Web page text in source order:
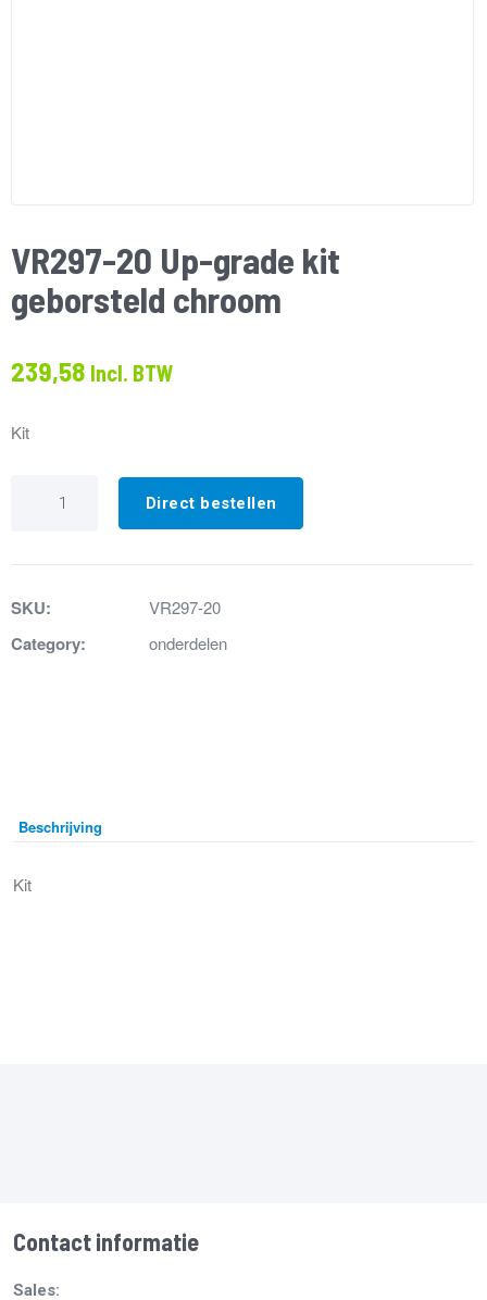
VR297-20 Up-grade kit
geborsteld chroom
239,58 Incl. BTW
Kit
chroom
aantal
Direct bestellen
SKU: VR297-20
Category: onderdelen
Beschrijving
Kit
Contact informatie
Sales: